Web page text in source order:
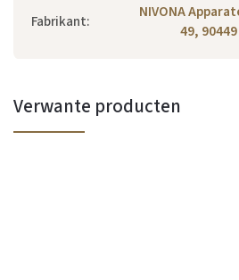
Fabrikant:
NIVONA
49,
Verwante producten